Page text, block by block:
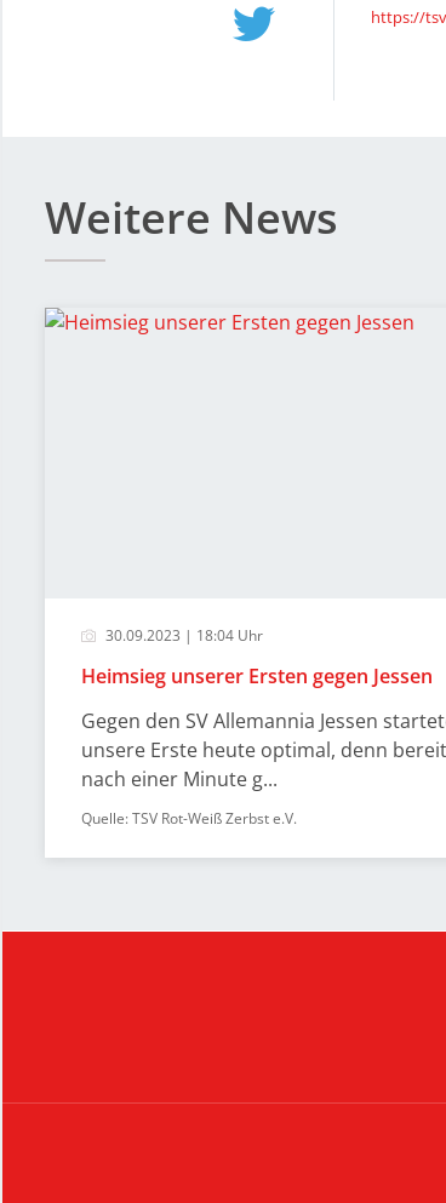
https://
Weitere News
30.09.2023 | 18:04 Uhr
Heimsieg unserer Ersten gegen Jessen
Gegen den SV Allemannia Jessen
unsere Erste heute optimal, denn
nach einer Minute g...
Quelle: TSV Rot-Weiß Zerbst e.V.